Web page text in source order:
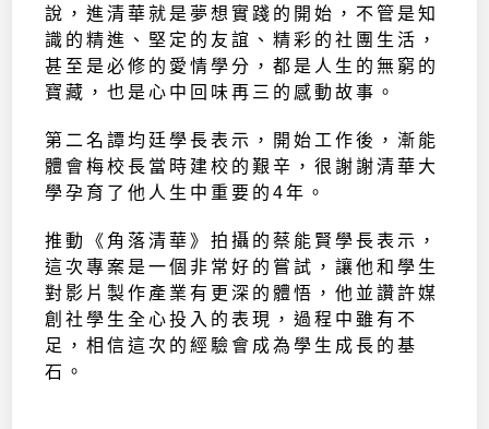
說，進清華就是夢想實踐的開始，不管是知
識的精進、堅定的友誼、精彩的社團生活，
甚至是必修的愛情學分，都是人生的無窮的
寶藏，也是心中回味再三的感動故事。
第二名譚均廷學長表示，開始工作後，漸能
體會梅校長當時建校的艱辛，很謝謝清華大
學孕育了他人生中重要的4年。
推動《角落清華》拍攝的蔡能賢學長表示，
這次專案是一個非常好的嘗試，讓他和學生
對影片製作產業有更深的體悟，他並讚許媒
創社學生全心投入的表現，過程中雖有不
足，相信這次的經驗會成為學生成長的基
石。